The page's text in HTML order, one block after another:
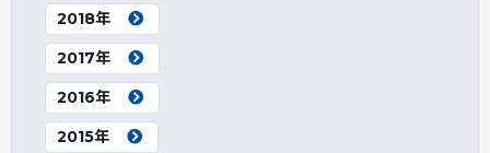
2018年
2017年
2016年
2015年